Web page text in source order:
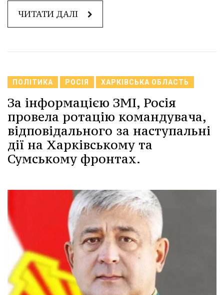
ЧИТАТИ ДАЛІ
ПОЛІТИКА РОСІЯ ХАРКІВСЬКА ОБЛАСТЬ
За інформацією ЗМІ, Росія
провела ротацію командувача,
відповідального за наступальні
дії на Харківському та
Сумському фронтах.